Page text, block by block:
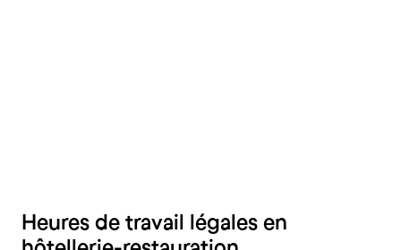
Heures de travail légales en